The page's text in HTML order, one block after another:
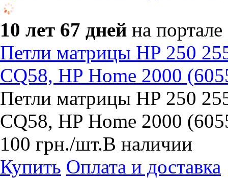
10 лет 67 дней на портале
Петли матрицы HP 250
CQ58, HP Home 2000
Петли матрицы HP 250
CQ58, HP Home 2000
100 грн./шт.В наличии
Купить Оплата и доставка